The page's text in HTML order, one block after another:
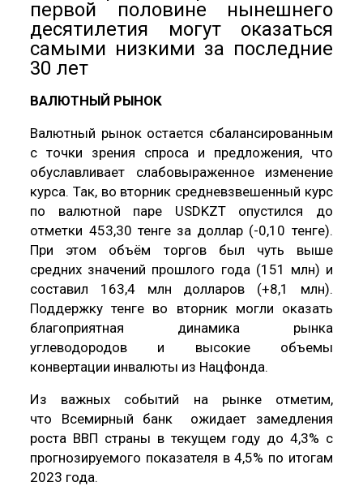
первой половине нынешнего
десятилетия могут оказаться
самыми низкими за последние
30 лет
ВАЛЮТНЫЙ РЫНОК
Валютный рынок остается сбалансированным
с точки зрения спроса и предложения, что
обуславливает слабовыраженное изменение
курса. Так, во вторник средневзвешенный курс
по валютной паре USDKZT опустился до
отметки 453,30 тенге за доллар (-0,10 тенге).
При этом объём торгов был чуть выше
средних значений прошлого года (151 млн) и
составил 163,4 млн долларов (+8,1 млн).
Поддержку тенге во вторник могли оказать
благоприятная динамика рынка
углеводородов и высокие объемы
конвертации инвалюты из Нацфонда.
Из важных событий на рынке отметим,
что Всемирный банк ожидает замедления
роста ВВП страны в текущем году до 4,3% с
прогнозируемого показателя в 4,5% по итогам
2023 года.